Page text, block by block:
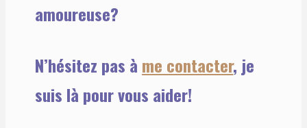
amoureuse?
N’hésitez pas à me contacter, je
suis là pour vous aider!